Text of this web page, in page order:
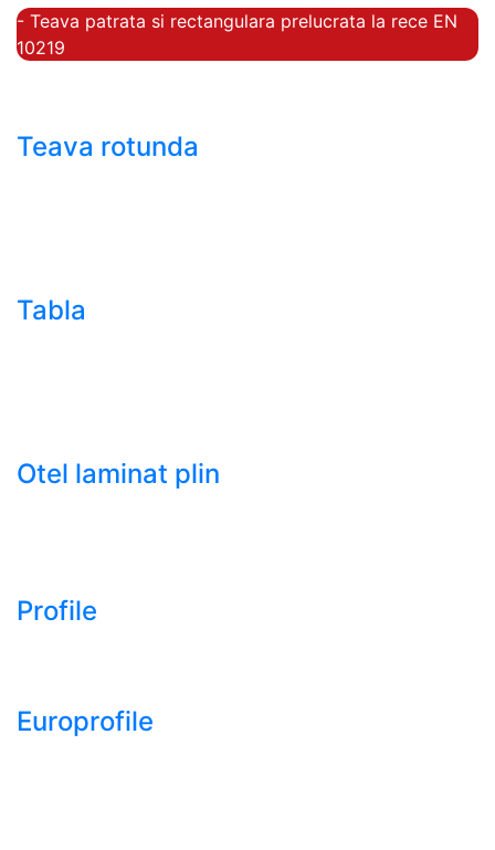
- Teava patrata si rectangulara prelucrata la rece EN
10219
Teava rotunda
Tabla
Otel laminat plin
Profile
Europrofile